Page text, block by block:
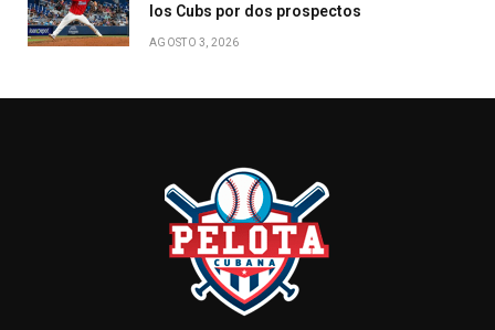
los Cubs por dos prospectos
AGOSTO 3, 2026